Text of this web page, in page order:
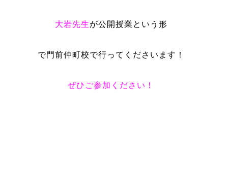
大岩先生が公開授業という形
で門前仲町校で行ってくださいます！
ぜひご参加ください！